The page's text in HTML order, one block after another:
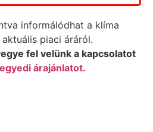
informálódhat a klíma
piaci áráról.
fel velünk a kapcsolatot
egyedi árajánlatot.